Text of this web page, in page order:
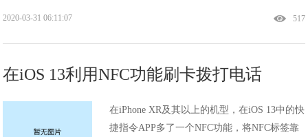
517
2020-03-31 06:11:07
在iOS 13利用NFC功能刷卡拨打电话
在iPhone XR及其以上的机型，在iOS 13中的快
捷指令APP多了一个NFC功能，将NFC标签靠